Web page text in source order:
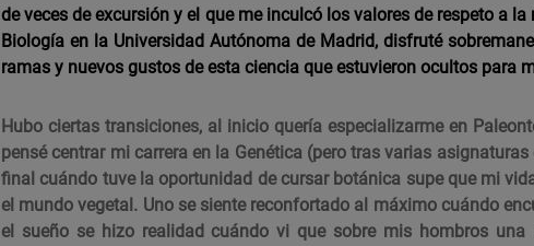
de veces de excursión y el que me inculcó los valores de respeto a
Biología en la Universidad Autónoma de Madrid, disfruté
ramas y nuevos gustos de esta ciencia que estuvieron ocultos para
Hubo ciertas transiciones, al inicio quería especializarme en
pensé centrar mi carrera en la Genética (pero tras varias
final cuándo tuve la oportunidad de cursar botánica supe que mi
el mundo vegetal. Uno se siente reconfortado al máximo cuándo
el sueño se hizo realidad cuándo vi que sobre mis hombros